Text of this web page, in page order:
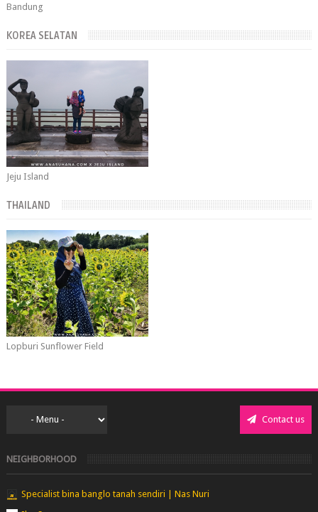
Bandung
KOREA SELATAN
Jeju Island
THAILAND
Lopburi Sunflower Field
Contact us
NEIGHBORHOOD
Specialist bina banglo tanah sendiri | Nas Nuri